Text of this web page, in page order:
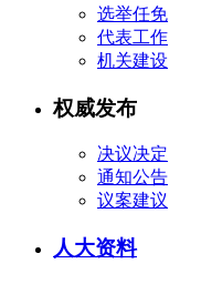
选举任免
代表工作
机关建设
权威发布
决议决定
通知公告
议案建议
人大资料